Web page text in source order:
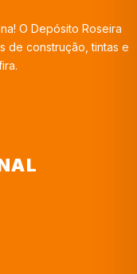
O Depósito Roseira
de construção, tintas e